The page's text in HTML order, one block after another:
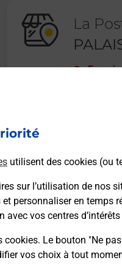
utilisent des cookies (ou
sur l’utilisation de nos
personnaliser en temps
vos centres
Le bouton "Ne
vos choix à tout
La
Fermé